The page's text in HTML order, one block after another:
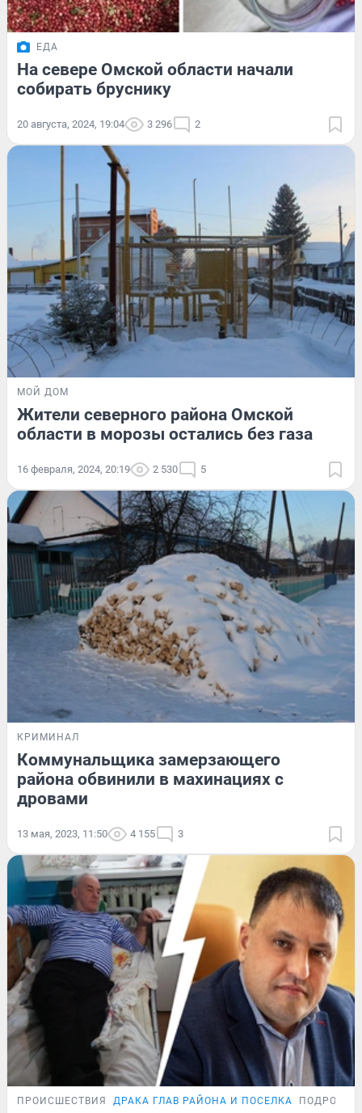
ЕДА
На севере Омской области начали
собирать бруснику
20 августа, 2024, 19:04 3 296 2
МОЙ ДОМ
Жители северного района Омской
области в морозы остались без газа
16 февраля, 2024, 20:19 2 530 5
КРИМИНАЛ
Коммунальщика замерзающего
района обвинили в махинациях с
дровами
13 мая, 2023, 11:50 4 155 3
ПРОИСШЕСТВИЯ ДРАКА ГЛАВ РАЙОНА И ПОСЕЛКА